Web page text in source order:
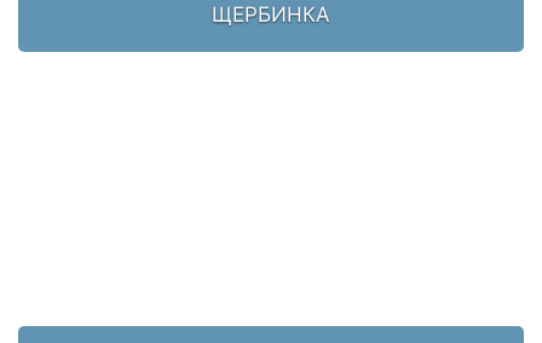
ЩЕРБИНКА